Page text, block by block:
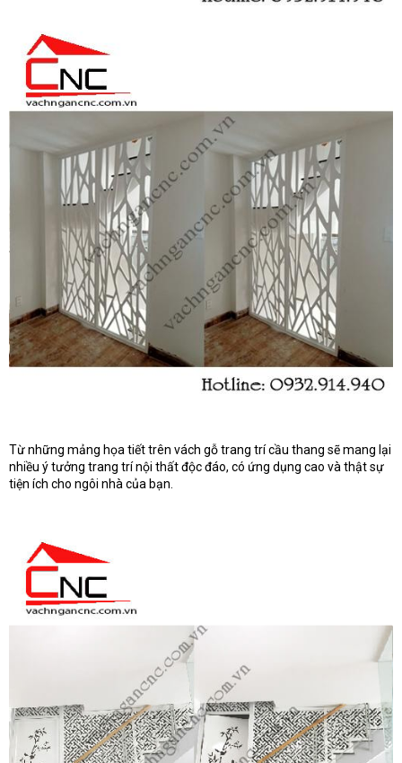
Từ những mảng họa tiết trên vách gỗ trang trí cầu thang sẽ mang lại
nhiều ý tưởng trang trí nội thất độc đáo, có ứng dụng cao và thật sự
tiện ích cho ngôi nhà của bạn.